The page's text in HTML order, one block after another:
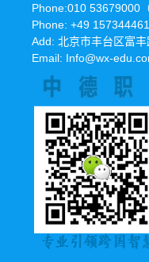
Phone:010 53679000（
Phone: +49
Add: 北京市丰台区富
Email: Info@wx-